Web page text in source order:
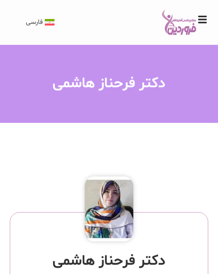
فارسی
دکتر فرحناز هاشمی
دکتر فرحناز هاشمی